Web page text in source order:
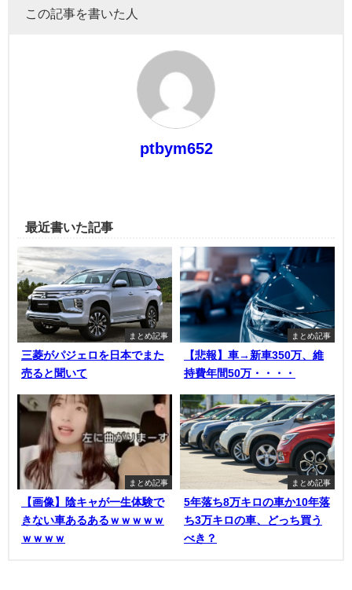
この記事を書いた人
ptbym652
最近書いた記事
まとめ記事
三菱がパジェロを日本でまた
売ると聞いて
まとめ記事
【悲報】車→新車350万、維
持費年間50万・・・・
まとめ記事
【画像】陰キャが一生体験で
きない車あるあるｗｗｗｗｗ
ｗｗｗｗ
まとめ記事
5年落ち8万キロの車か10年落
ち3万キロの車、どっち買う
べき？